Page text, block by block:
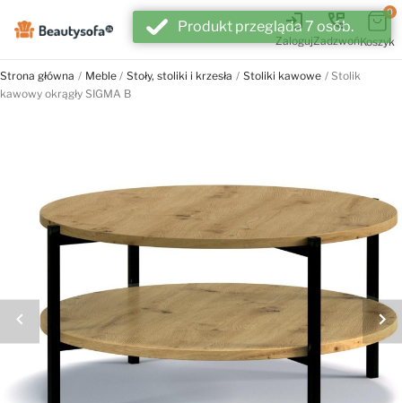
login
Zaloguj
perm_phone_msg
Zadzwoń
0
Koszyk
Strona główna Meble Stoły, stoliki i krzesła Stoliki kawowe
Stolik
kawowy okrągły SIGMA B
Produkt przegląda 7 osób.